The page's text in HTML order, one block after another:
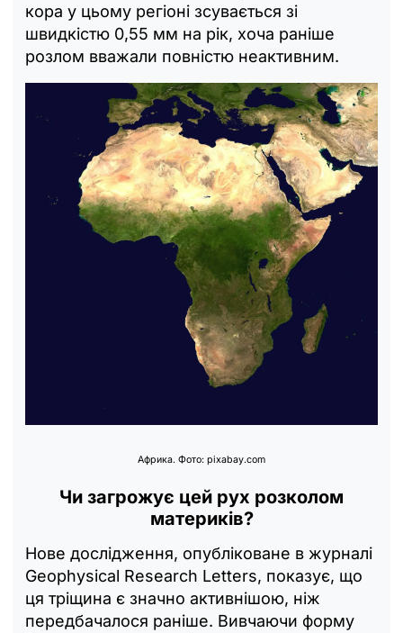
кора у цьому регіоні зсувається зі
швидкістю 0,55 мм на рік, хоча раніше
розлом вважали повністю неактивним.
Африка. Фото: pixabay.com
Чи загрожує цей рух розколом
материків?
Нове дослідження, опубліковане в журналі
Geophysical Research Letters, показує, що
ця тріщина є значно активнішою, ніж
передбачалося раніше. Вивчаючи форму